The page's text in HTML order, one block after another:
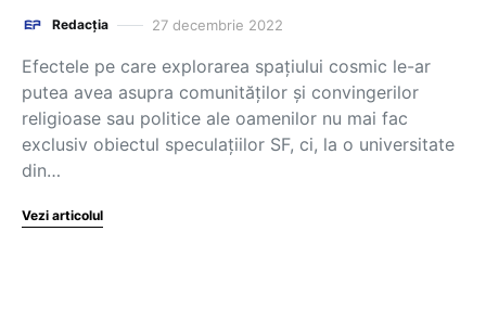
Redacția 27 decembrie 2022
Efectele pe care explorarea spațiului cosmic le-ar
putea avea asupra comunităților și convingerilor
religioase sau politice ale oamenilor nu mai fac
exclusiv obiectul speculațiilor SF, ci, la o universitate
din…
Vezi articolul